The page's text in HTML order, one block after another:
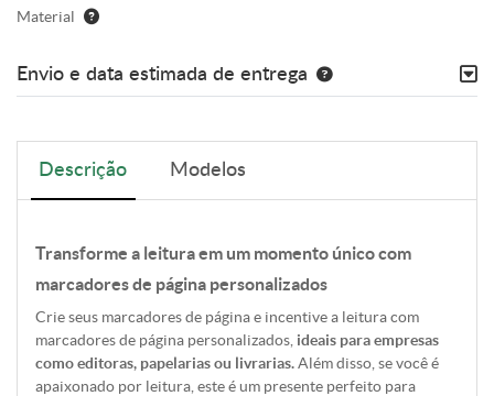
Material
Envio e data estimada de entrega
Descrição Modelos
Transforme a leitura em um momento único com
marcadores de página personalizados
Crie seus marcadores de página e incentive a leitura com
marcadores de página personalizados, ideais para empresas
como editoras, papelarias ou livrarias.Além disso, se você é
apaixonado por leitura, este é um presente perfeito para